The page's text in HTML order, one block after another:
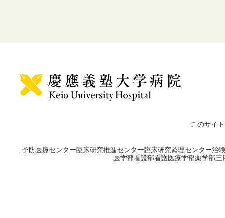
このサイ
予防医療センター臨床研究推進センター臨床研究監理センター治
医学部看護部看護医療学部薬学部三